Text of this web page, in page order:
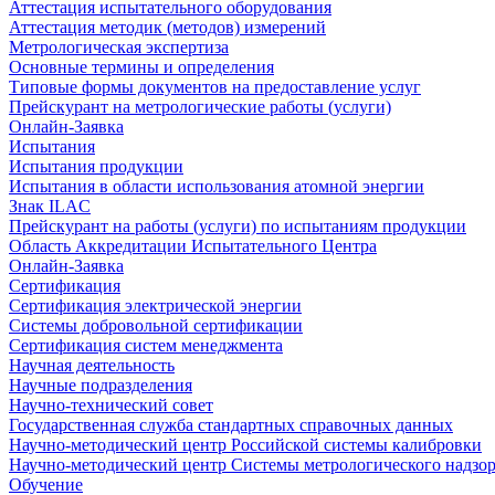
Аттестация испытательного оборудования
Аттестация методик (методов) измерений
Метрологическая экспертиза
Основные термины и определения
Типовые формы документов на предоставление услуг
Прейскурант на метрологические работы (услуги)
Онлайн-Заявка
Испытания
Испытания продукции
Испытания в области использования атомной энергии
Знак ILAC
Прейскурант на работы (услуги) по испытаниям продукции
Область Аккредитации Испытательного Центра
Онлайн-Заявка
Сертификация
Сертификация электрической энергии
Системы добровольной сертификации
Сертификация систем менеджмента
Научная деятельность
Научные подразделения
Научно-технический совет
Государственная служба стандартных справочных данных
Научно-методический центр Российской системы калибровки
Научно-методический центр Системы метрологического
Обучение